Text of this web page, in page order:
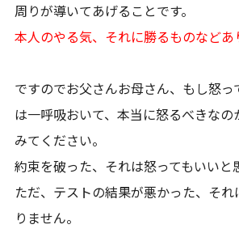
周りが導いてあげることです。
本人のやる気、それに勝るものなどあ
ですのでお父さんお母さん、もし怒
は一呼吸おいて、本当に怒るべきなの
みてください。
約束を破った、それは怒ってもいいと
ただ、テストの結果が悪かった、そ
りません。